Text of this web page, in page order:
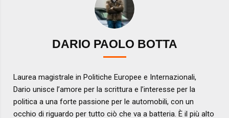
DARIO PAOLO BOTTA
Laurea magistrale in Politiche Europee e Internazionali,
Dario unisce l’amore per la scrittura e l’interesse per la
politica a una forte passione per le automobili, con un
occhio di riguardo per tutto ciò che va a batteria. È il più alto